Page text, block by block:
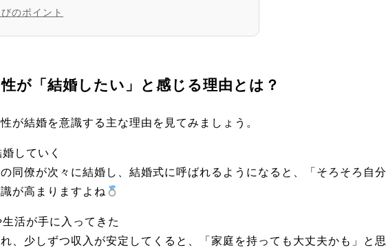
のポイント
性が「結婚したい」と感じる理由とは？
が結婚を意識する主な理由を見てみましょう。
していく
同僚が次々に結婚し、結婚式に呼ばれるようになると、「そろそろ自分
が高まりますよね
活が手に入ってきた
、少しずつ収入が安定してくると、「家庭を持っても大丈夫かも」と思